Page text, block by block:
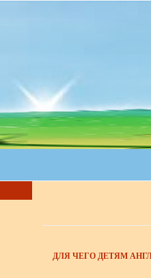
ДЛЯ ЧЕГО ДЕТЯМ